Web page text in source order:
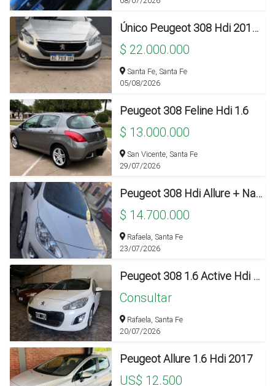
Único Peugeot 308 Hdi 2018 Con 41 Mil Km
$ 22.000.000
Santa Fe, Santa Fe
05/08/2026
Peugeot 308 Feline Hdi 1.6
$ 13.000.000
San Vicente, Santa Fe
29/07/2026
Peugeot 308 Hdi Allure + Navegador
$ 14.700.000
Rafaela, Santa Fe
23/07/2026
Peugeot 308 1.6 Active Hdi 115cv
Consultar
Rafaela, Santa Fe
20/07/2026
Peugeot Allure 1.6 Hdi 2017
US$ 12.500